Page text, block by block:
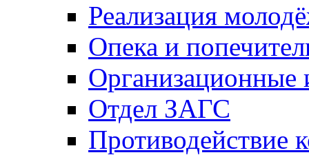
Реализация
Опека и
Отдел ЗАГС
Противодействие